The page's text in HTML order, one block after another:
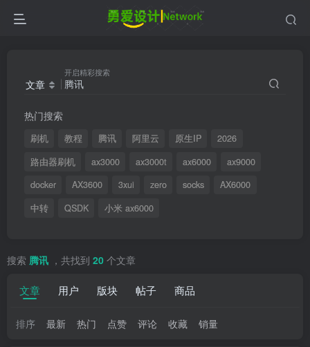
文章
开启精彩搜索
热门搜索
刷机 教程 腾讯 阿里云 原生IP
2026
路由器刷机
ax3000 ax3000t ax6000
ax9000
docker
AX3600 3xui zero socks
AX6000
中转
QSDK 小米 ax6000
搜索 腾讯 ，共找到 20 个文章
文章 用户 版块 帖子 商品
排序 最新 热门 点赞 评论 收藏 销量